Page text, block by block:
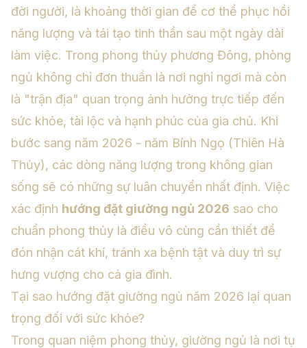
đời người, là khoảng thời gian để cơ thể phục hồi
năng lượng và tái tạo tinh thần sau một ngày dài
làm việc. Trong phong thủy phương Đông, phòng
ngủ không chỉ đơn thuần là nơi nghỉ ngơi mà còn
là "trận địa" quan trọng ảnh hưởng trực tiếp đến
sức khỏe, tài lộc và hạnh phúc của gia chủ. Khi
bước sang năm 2026 - năm Bính Ngọ (Thiên Hà
Thủy), các dòng năng lượng trong không gian
sống sẽ có những sự luân chuyển nhất định. Việc
xác định hướng đặt giường ngủ 2026 sao cho
chuẩn phong thủy là điều vô cùng cần thiết để
đón nhận cát khí, tránh xa bệnh tật và duy trì sự
hưng vượng cho cả gia đình.
Tại sao hướng đặt giường ngủ năm 2026 lại quan
trọng đối với sức khỏe?
Trong quan niệm phong thủy, giường ngủ là nơi tụ